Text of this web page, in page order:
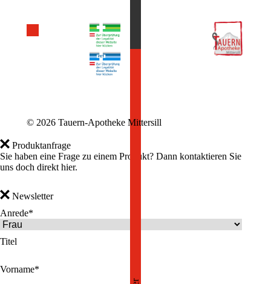
© 2026 Tauern-Apotheke Mittersill
Produktanfrage
Sie haben eine Frage zu einem Produkt? Dann kontaktieren Sie
uns doch direkt hier.
Newsletter
Anrede*
Titel
Vorname*